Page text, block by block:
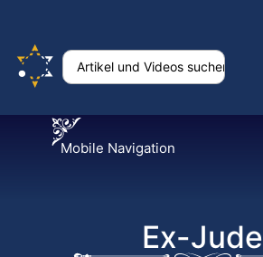
Mobile Navigation
Ex-Jude